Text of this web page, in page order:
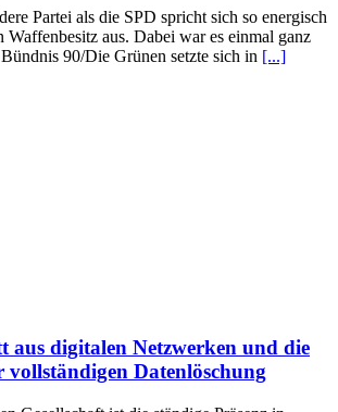
Partei als die SPD spricht sich so energisch
Waffenbesitz aus. Dabei war es einmal ganz
90/Die Grünen setzte sich in [...]
aus digitalen Netzwerken und die
vollständigen Datenlöschung